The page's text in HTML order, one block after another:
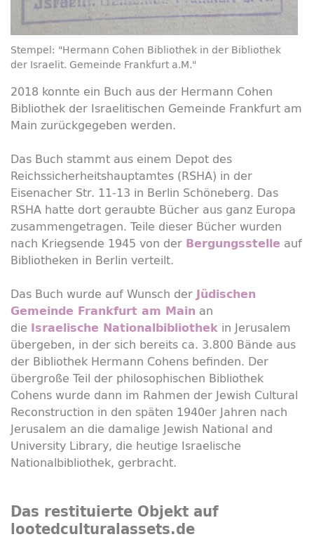
Stempel: "Hermann Cohen Bibliothek in der Bibliothek
der Israelit. Gemeinde Frankfurt a.M."
2018 konnte ein Buch aus der Hermann Cohen
Bibliothek der Israelitischen Gemeinde Frankfurt am
Main zurückgegeben werden.
Das Buch stammt aus einem Depot des
Reichssicherheitshauptamtes (RSHA) in der
Eisenacher Str. 11-13 in Berlin Schöneberg. Das
RSHA hatte dort geraubte Bücher aus ganz Europa
zusammengetragen. Teile dieser Bücher wurden
nach Kriegsende 1945 von der Bergungsstelle auf
Bibliotheken in Berlin verteilt.
Das Buch wurde auf Wunsch derJüdischen
Gemeinde Frankfurt am Main an
die Israelische Nationalbibliothek in Jerusalem
übergeben, in der sich bereits ca. 3.800 Bände aus
der Bibliothek Hermann Cohens befinden. Der
übergroße Teil der philosophischen Bibliothek
Cohens wurde dann im Rahmen der Jewish Cultural
Reconstruction in den späten 1940er Jahren nach
Jerusalem an die damalige Jewish National and
University Library, die heutige Israelische
Nationalbibliothek, gerbracht.
Das restituierte Objekt auf
lootedculturalassets.de